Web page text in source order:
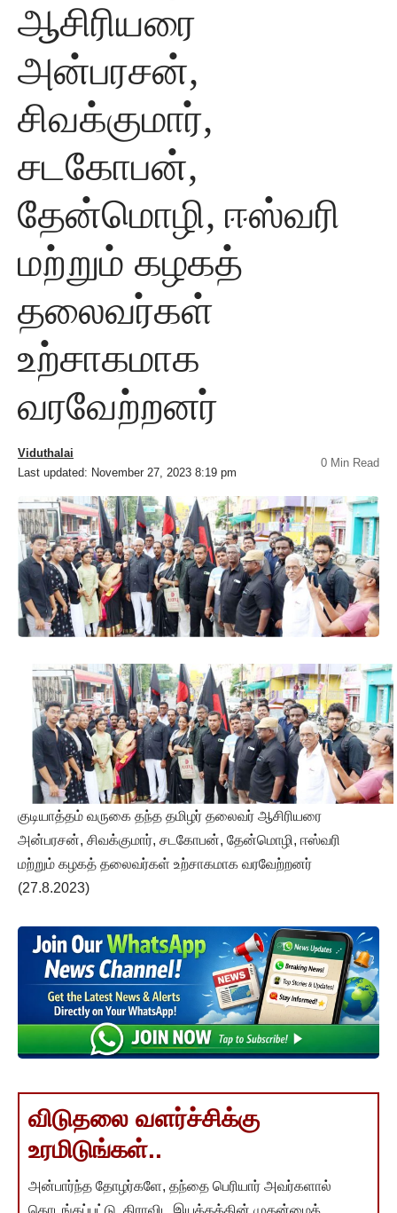
ஆசிரியரை
அன்பரசன்,
சிவக்குமார்,
சடகோபன்,
தேன்மொழி, ஈஸ்வரி
மற்றும் கழகத்
தலைவர்கள்
உற்சாகமாக
வரவேற்றனர்
Last updated: November 27, 2023 8:19 pm
Viduthalai
0 Min Read
குடியாத்தம் வருகை தந்த தமிழர் தலைவர் ஆசிரியரை
அன்பரசன், சிவக்குமார், சடகோபன், தேன்மொழி, ஈஸ்வரி
மற்றும் கழகத் தலைவர்கள் உற்சாகமாக வரவேற்றனர்
(27.8.2023)
விடுதலை வளர்ச்சிக்கு
உரமிடுங்கள்..
அன்பார்ந்த தோழர்களே, தந்தை பெரியார் அவர்களால்
தொடங்கப்பட்டு, திராவிட இயக்கத்தின் முதன்மைக்